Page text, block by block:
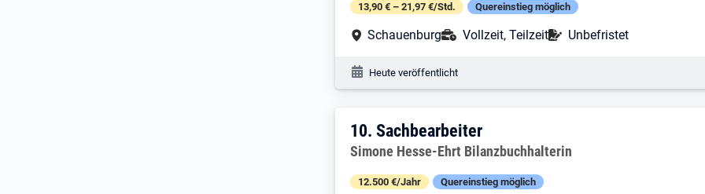
13,90 € – 21,97 €/Std. Quereinstieg möglich
Arbeitsort:
Schauenburg Anstellungsart:
Vollzeit, Teilzeit Befristung:
Unbefristet
Veröffentlichungsdatum:
Heute veröffentlicht
10. Ergebnis: Sachbearbeiter
10.Sachbearbeiter
Arbeitgeber:
Simone Hesse-Ehrt Bilanzbuchhalterin
12.500 €/Jahr Quereinstieg möglich